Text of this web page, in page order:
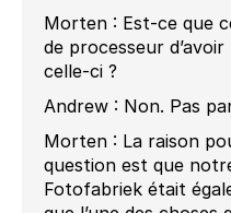
Morten : Est-ce que
de processeur
celle-ci ?
Andrew : Non. Pas
Morten : La raison
question est que
Fotofabriek était